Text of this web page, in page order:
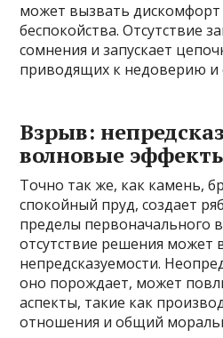
может вызвать дискомфорт
беспокойства. Отсутствие
сомнения и запускает
приводящих к недоверию и
Взрыв:
волновые
Точно так же, как камень,
спокойный пруд, создает
пределы первоначального
отсутствие решения может
непредсказуемости.
оно порождает, может
аспекты, такие как
отношения и общий